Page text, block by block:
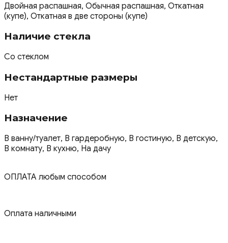
Двойная распашная, Обычная распашная, Откатная
(купе), Откатная в две стороны (купе)
Наличие стекла
Со стеклом
Нестандартные размеры
Нет
Назначение
В ванну/туалет, В гардеробную, В гостиную, В детскую,
В комнату, В кухню, На дачу
ОПЛАТА любым способом
Оплата наличными